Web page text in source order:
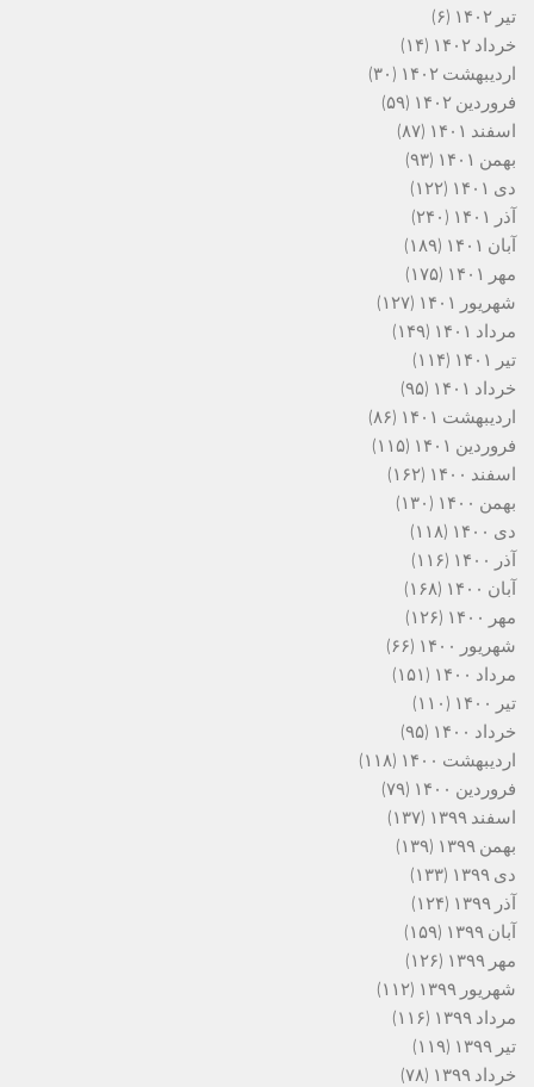
تیر ۱۴۰۲
(۶)
خرداد ۱۴۰۲
(۱۴)
اردیبهشت ۱۴۰۲
(۳۰)
فروردین ۱۴۰۲
(۵۹)
اسفند ۱۴۰۱
(۸۷)
بهمن ۱۴۰۱
(۹۳)
دی ۱۴۰۱
(۱۲۲)
آذر ۱۴۰۱
(۲۴۰)
آبان ۱۴۰۱
(۱۸۹)
مهر ۱۴۰۱
(۱۷۵)
شهریور ۱۴۰۱
(۱۲۷)
مرداد ۱۴۰۱
(۱۴۹)
تیر ۱۴۰۱
(۱۱۴)
خرداد ۱۴۰۱
(۹۵)
اردیبهشت ۱۴۰۱
(۸۶)
فروردین ۱۴۰۱
(۱۱۵)
اسفند ۱۴۰۰
(۱۶۲)
بهمن ۱۴۰۰
(۱۳۰)
دی ۱۴۰۰
(۱۱۸)
آذر ۱۴۰۰
(۱۱۶)
آبان ۱۴۰۰
(۱۶۸)
مهر ۱۴۰۰
(۱۲۶)
شهریور ۱۴۰۰
(۶۶)
مرداد ۱۴۰۰
(۱۵۱)
تیر ۱۴۰۰
(۱۱۰)
خرداد ۱۴۰۰
(۹۵)
اردیبهشت ۱۴۰۰
(۱۱۸)
فروردین ۱۴۰۰
(۷۹)
اسفند ۱۳۹۹
(۱۳۷)
بهمن ۱۳۹۹
(۱۳۹)
دی ۱۳۹۹
(۱۳۳)
آذر ۱۳۹۹
(۱۲۴)
آبان ۱۳۹۹
(۱۵۹)
مهر ۱۳۹۹
(۱۲۶)
شهریور ۱۳۹۹
(۱۱۲)
مرداد ۱۳۹۹
(۱۱۶)
تیر ۱۳۹۹
(۱۱۹)
خرداد ۱۳۹۹
(۷۸)